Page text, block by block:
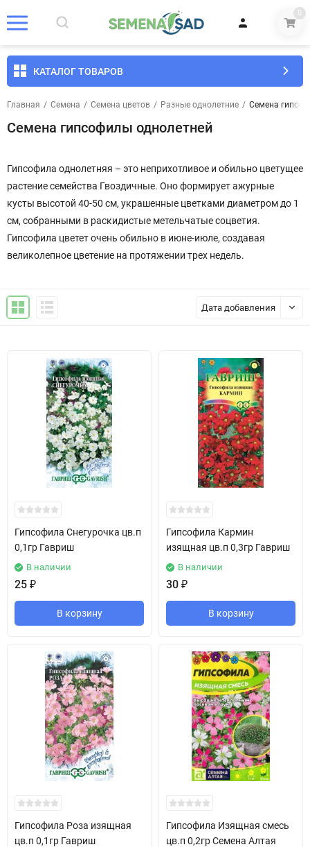
0
КАТАЛОГ ТОВАРОВ
Главная / Семена / Семена цветов / Разные однолетние / Семена
Семена гипсофилы однолетней
Гипсофила однолетняя – это неприхотливое и обильно цветущее
растение семейства Гвоздичные. Оно формирует ажурные
кусты высотой 40-50 см, украшенные цветками диаметром до 1
см, собранными в раскидистые метельчатые соцветия.
Гипсофила цветет очень обильно в июне-июле, создавая
великолепное цветение на протяжении трех недель.
Дата добавления
Гипсофила Снегурочка цв.п
0,1гр Гавриш
В наличии
25 ₽
В корзину
Гипсофила Кармин
изящная цв.п 0,3гр Гавриш
В наличии
30 ₽
В корзину
Гипсофила Роза изящная
цв.п 0,1гр Гавриш
Гипсофила Изящная смесь
цв.п 0,2гр Семена Алтая